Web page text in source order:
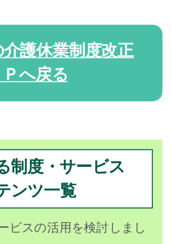
護休業制度改正
Ｐへ戻る
制度・サービス
ンツ一覧
ビスの活用を検討しまし